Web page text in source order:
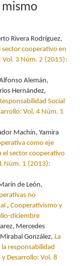
Rivera Rodríguez,
sector cooperativo en
Vol. 3 Núm. 2 (2015):
Alemán,
Hernández,
Social
Vol. 4 Núm. 1
Machín, Yamira
como eje
el sector cooperativo
Núm. 1 (2013):
de León,
no
, Cooperativismo y
diciembre
Mercedes
González, La
responsabilidad
Desarrollo: Vol. 8